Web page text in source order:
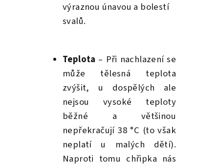
výraznou únavou a bolestí
svalů.
Teplota – Při nachlazení se
může tělesná teplota
zvýšit, u dospělých ale
nejsou vysoké teploty
běžné a většinou
nepřekračují 38 °C (to však
neplatí u malých dětí).
Naproti tomu chřipka nás